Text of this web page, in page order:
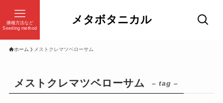
メタボタニカル
播種方法など
Seeding method
ホーム メストクレマツベローサム
メストクレマツベローサム – tag –